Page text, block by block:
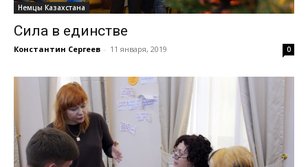
Немцы Казахстана
Сила в единстве
Константин Сергеев - 11 января, 2019 0